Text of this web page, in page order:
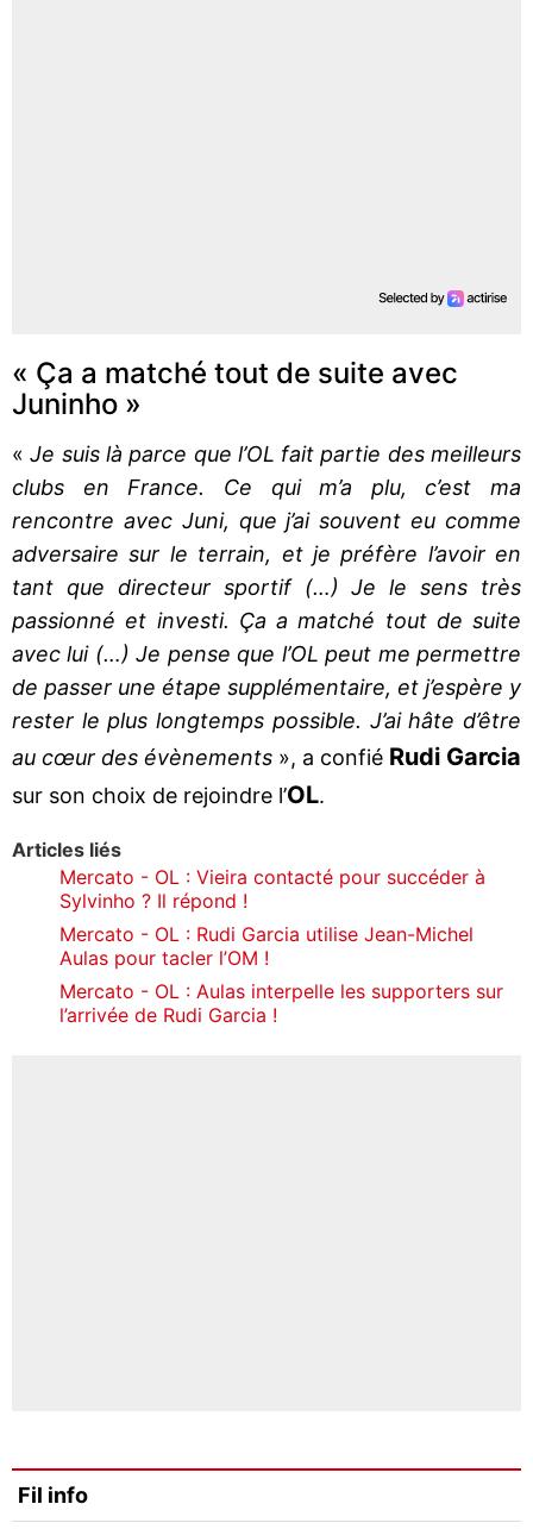
« Ça a matché tout de suite avec
Juninho »
«Je suis là parce que l’OL fait partie des meilleurs
clubs en France. Ce qui m’a plu, c’est ma
rencontre avec Juni, que j’ai souvent eu comme
adversaire sur le terrain, et je préfère l’avoir en
tant que directeur sportif (…) Je le sens très
passionné et investi. Ça a matché tout de suite
avec lui (…) Je pense que l’OL peut me permettre
de passer une étape supplémentaire, et j’espère y
rester le plus longtemps possible. J’ai hâte d’être
au cœur des évènements », a confié Rudi Garcia
sur son choix de rejoindre l’OL.
Articles liés
Mercato - OL : Vieira contacté pour succéder à
Sylvinho ? Il répond !
Mercato - OL : Rudi Garcia utilise Jean-Michel
Aulas pour tacler l’OM !
Mercato - OL : Aulas interpelle les supporters sur
l’arrivée de Rudi Garcia !
Fil info